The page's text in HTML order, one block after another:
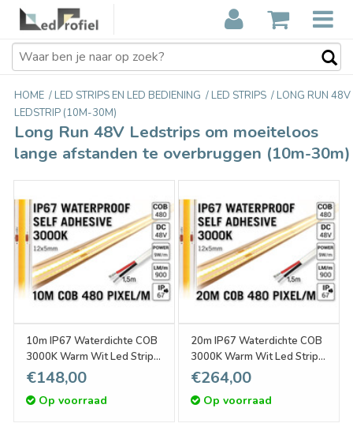
HOME / LED STRIPS EN LED BEDIENING / LED STRIPS / LONG RUN 48V
LEDSTRIP (10M-30M)
Long Run 48V Ledstrips om moeiteloos
lange afstanden te overbruggen (10m-30m)
10m IP67 Waterdichte COB
3000K Warm Wit Led Strip |
10W pm 48V | 480 pixels
pm - Zelfklevend
€148,00
Op voorraad
20m IP67 Waterdichte COB
3000K Warm Wit Led Strip |
10W pm 48V | 480 pixels
pm - Zelfklevend
€264,00
Op voorraad